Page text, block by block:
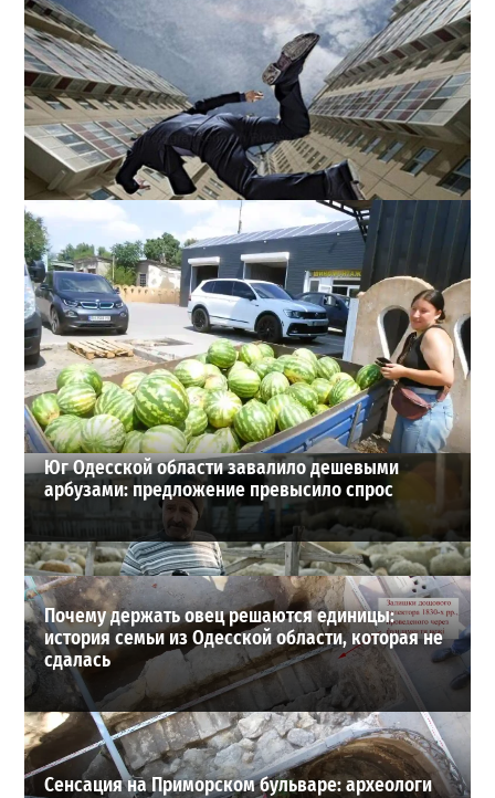
В одесском жилмассиве Радужном погиб 26-летний
мужчина: что известно
3
27-07-2026 в 13:47
ВИБОР РЕДАКЦИИ
Юг Одесской области завалило дешевыми
арбузами: предложение превысило спрос
Почему держать овец решаются единицы:
история семьи из Одесской области, которая не
сдалась
Сенсация на Приморском бульваре: археологи